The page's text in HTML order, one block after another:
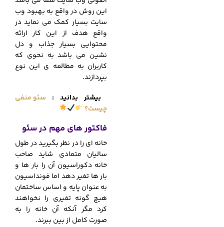
این روش در واقع به بهبود وب
سایت بسیار کمک می نماید در
واقع هدف از این کار ارائه
محتوایی بسیار جذاب و دل
نشین می باشد به نحوی که
کاربران به مطالعه ی این نوع
بپردازند.
بیشتر بدانید : سئو منفی
چیست؟
فاکتور های مهم در سئو
خانه ای را در نظر بگیرید در طول
سالیان متمادی شاید صاحب
خانه دکوراسیون آن را بار ها و
بار ها تغیر دهد اما فونداسیون
به عنوان پایه و اساس ساختمان
هیچ گونه تغیری را نخواهند
کرد مگر آنکه آن خانه را به
صورت کامل از بین ببرند.